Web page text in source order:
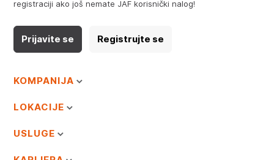
registraciji ako još nemate JAF korisnički nalog!
Prijavite se Registrujte se
KOMPANIJA
LOKACIJE
USLUGE